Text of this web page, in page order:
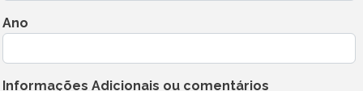
Ano
Informações Adicionais ou comentários